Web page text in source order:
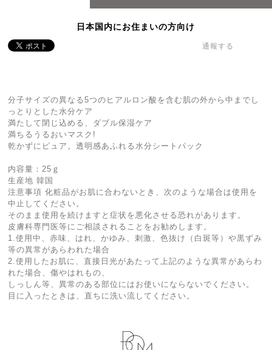
日本国内にお住まいの方向け
通報する
分子サイズの異なる5つのヒアルロン酸を含む肌の外から中までし
っとりとした水分ケア
満たして閉じ込める、ダブル保湿ケア
満ちるうるおいマスク!
乾かずにピュア。透明感あふれる水分シートパック
内容量：25ｇ
生産地 韓国
注意事項 化粧品がお肌に合わないとき、次のような場合は使用を
中止してください。
そのまま使用を続けますと症状を悪化させる恐れがあります。
皮膚科専門医等にご相談されることをお勧めします。
1.使用中、赤味、はれ、かゆみ、刺激、色抜け（白斑等）や黒ずみ
等の異常があらわれた場合
2.使用したお肌に、直接日光があたって上記のような異常があらわ
れた場合、傷やはれもの、
しっしん等、異常のある部位にはお使いにならないでください。
目に入ったときは、直ちに洗い流してください。